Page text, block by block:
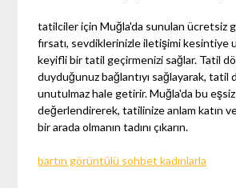
tatilciler için Muğla'da sunulan ücretsiz
fırsatı, sevdiklerinizle iletişimi kesintiye
keyifli bir tatil geçirmenizi sağlar. Tatil
duyduğunuz bağlantıyı sağlayarak, tatil
unutulmaz hale getirir. Muğla'da bu eşsiz
değerlendirerek, tatilinize anlam katın
bir arada olmanın tadını çıkarın.
bartın görüntülü sohbet kadınlarla